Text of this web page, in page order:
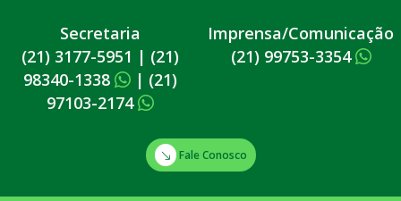
Secretaria
(21) 3177-5951 | (21)
98340-1338
| (21)
97103-2174
Imprensa/Comunicação
(21) 99753-3354
Fale Conosco